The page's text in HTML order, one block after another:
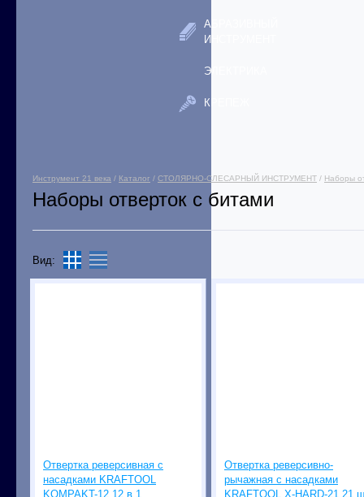
АБРАЗИВНЫЙ
ИНСТРУМЕНТ
ЭЛЕКТРИКА
КРЕПЕЖ
Инструмент 21 века / Каталог / СТОЛЯРНО-СЛЕСАРНЫЙ ИНСТРУМЕНТ / Наборы
Наборы отверток с битами
Вид:
Отвертка реверсивная с
насадками KRAFTOOL
KOMPAKT-12 12 в 1
Отвертка реверсивно-
рычажная с насадками
KRAFTOOL X-HARD-21 21